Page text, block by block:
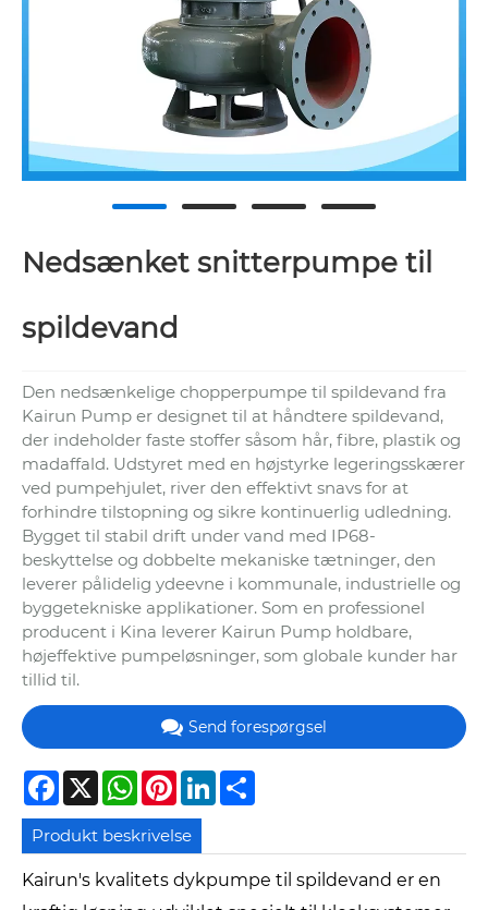
Nedsænket snitterpumpe til
spildevand
Den nedsænkelige chopperpumpe til spildevand fra
Kairun Pump er designet til at håndtere spildevand,
der indeholder faste stoffer såsom hår, fibre, plastik og
madaffald. Udstyret med en højstyrke legeringsskærer
ved pumpehjulet, river den effektivt snavs for at
forhindre tilstopning og sikre kontinuerlig udledning.
Bygget til stabil drift under vand med IP68-
beskyttelse og dobbelte mekaniske tætninger, den
leverer pålidelig ydeevne i kommunale, industrielle og
byggetekniske applikationer. Som en professionel
producent i Kina leverer Kairun Pump holdbare,
højeffektive pumpeløsninger, som globale kunder har
tillid til.
Send forespørgsel
Facebook
X WhatsApp
PinterestLinkedIn
Produkt beskrivelse
Kairun's kvalitets dykpumpe til spildevand er en